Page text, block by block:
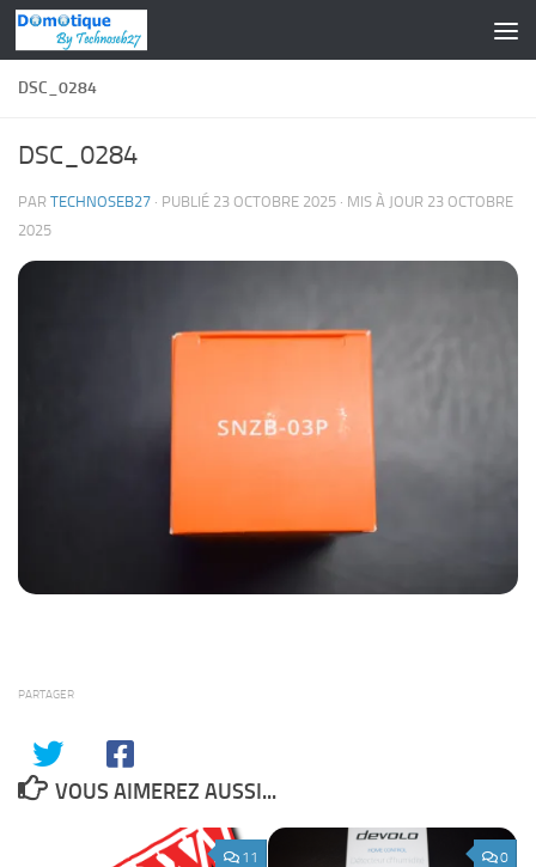
Skip to content
DSC_0284
DSC_0284
PAR TECHNOSEB27 · PUBLIÉ 23 OCTOBRE 2025 · MIS À JOUR 23 OCTOBRE
2025
PARTAGER
VOUS AIMEREZ AUSSI...
11 0